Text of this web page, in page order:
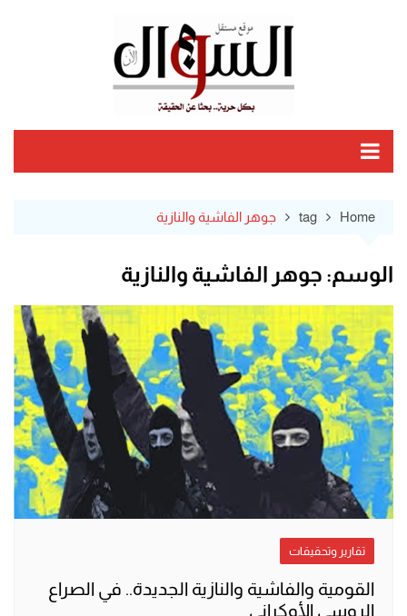
Home
tag جوهر الفاشية والنازية
الوسم: جوهر الفاشية والنازية
تقارير وتحقيقات
القومية والفاشية والنازية الجديدة.. في الصراع
الروسي الأوكراني